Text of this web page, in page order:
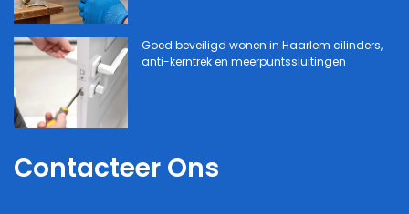
Goed beveiligd wonen in Haarlem cilinders,
anti-kerntrek en meerpuntssluitingen
Contacteer Ons